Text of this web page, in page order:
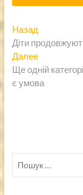
Навигация
по
записям
Назад
запись:
Діти
ДалееСледующая
запись:
Ще одній
є умова